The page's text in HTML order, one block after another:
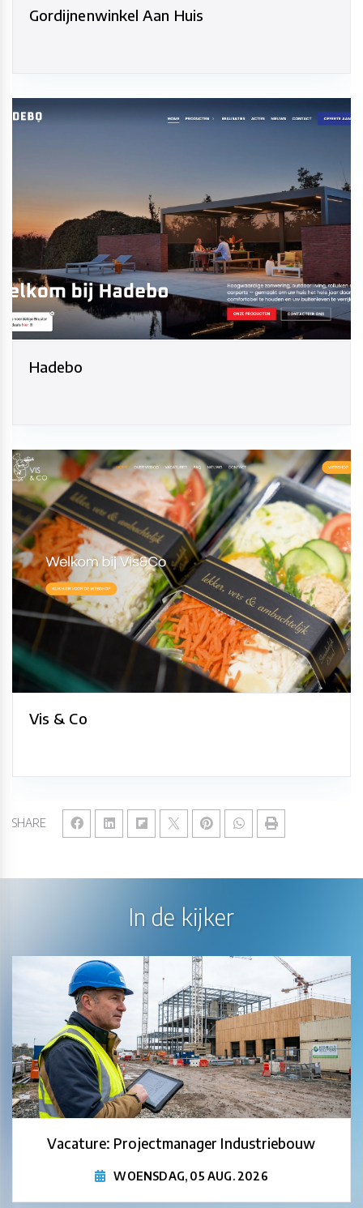
SHARE
Gordijnenwinkel Aan Huis
Hadebo
Vis & Co
In de kijker
Vacature: Projectmanager Industriebouw
WOENSDAG, 05 AUG. 2026